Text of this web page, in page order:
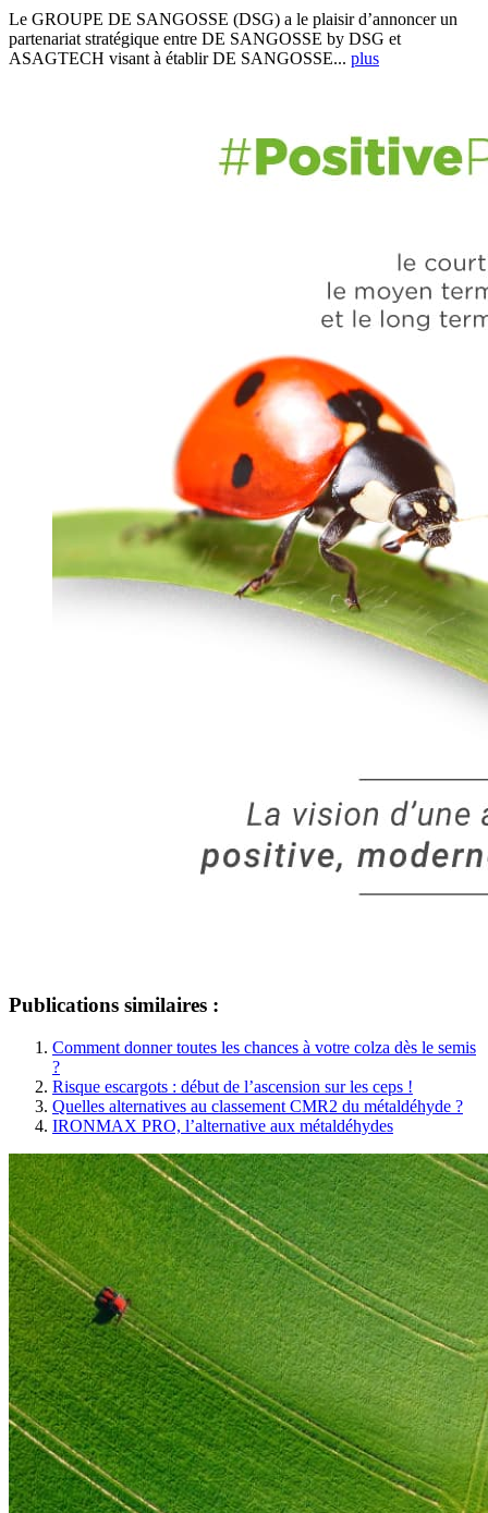
Le GROUPE DE SANGOSSE (DSG) a le plaisir d’annoncer un
partenariat stratégique entre DE SANGOSSE by DSG et
ASAGTECH visant à établir DE SANGOSSE... plus
Publications similaires :
Comment donner toutes les chances à votre colza dès le semis
?
Risque escargots : début de l’ascension sur les ceps !
Quelles alternatives au classement CMR2 du métaldéhyde ?
IRONMAX PRO, l’alternative aux métaldéhydes